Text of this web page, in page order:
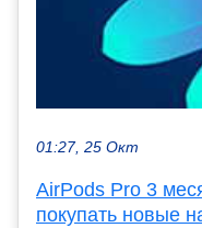
01:27, 25 Окт
AirPods Pro 3
покупать новые